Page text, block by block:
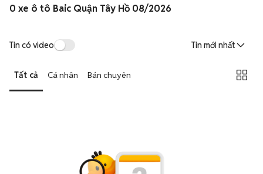
0 xe ô tô Baic Quận Tây Hồ 08/2026
Tin có video Tin mới nhất
Tất cả Cá nhân Bán chuyên